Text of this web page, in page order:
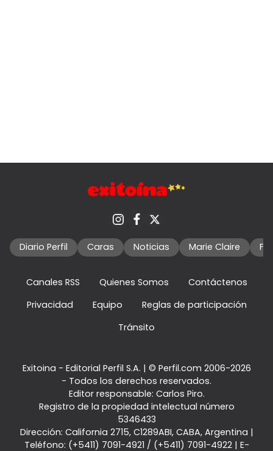
Diario Perfil Caras Noticias Marie Claire
Canales RSS Quienes Somos
Contáctenos
Privacidad
Equipo
Reglas de participación
Tránsito
Exitoina - Editorial Perfil S.A. | © Perfil.com 2006-2026
- Todos los derechos reservados.
Editor responsable: Carlos Piro.
Registro de la propiedad intelectual número
5346433
Dirección: California 2715, C1289ABI, CABA, Argentina |
Teléfono: (+5411) 7091-4921 / (+5411) 7091-4922| E-